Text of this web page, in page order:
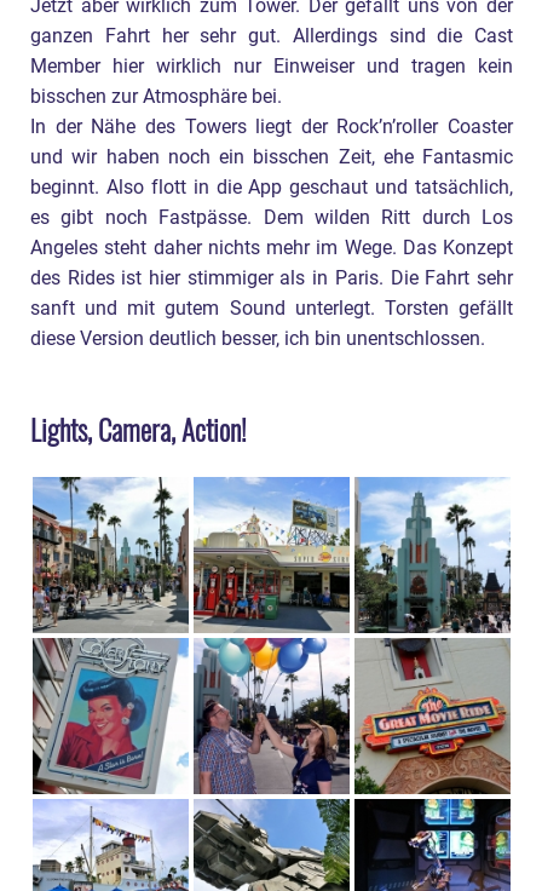
Jetzt aber wirklich zum Tower. Der gefällt uns von der
ganzen Fahrt her sehr gut. Allerdings sind die Cast
Member hier wirklich nur Einweiser und tragen kein
bisschen zur Atmosphäre bei.
In der Nähe des Towers liegt der Rock’n’roller Coaster
und wir haben noch ein bisschen Zeit, ehe Fantasmic
beginnt. Also flott in die App geschaut und tatsächlich,
es gibt noch Fastpässe. Dem wilden Ritt durch Los
Angeles steht daher nichts mehr im Wege. Das Konzept
des Rides ist hier stimmiger als in Paris. Die Fahrt sehr
sanft und mit gutem Sound unterlegt. Torsten gefällt
diese Version deutlich besser, ich bin unentschlossen.
Lights, Camera, Action!